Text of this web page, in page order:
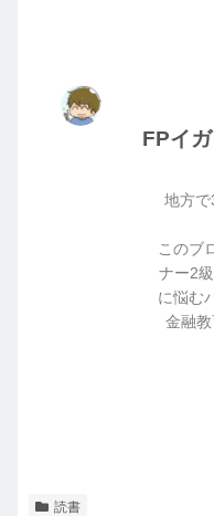
FPイ
地方で
このブ
ナー2
に悩む
金融
読書